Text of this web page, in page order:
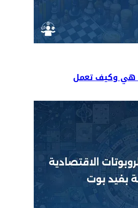
هي وكيف تعمل